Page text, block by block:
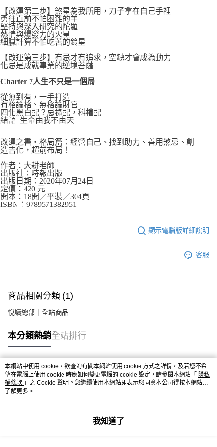
【改運第二步】煞星為我所用，刀子拿在自己手裡
勇往直前不怕困難的羊
堅持與深入研究的陀羅
熱情與爆發力的火星
細膩計算不怕吃苦的鈴星
【改運第三步】有忌才有追求，空缺才會成為動力
化忌是成就事業的逆境菩薩
Charter 7人生不只是一個局
從無到有，一手打造
有格論格、無格論財官
四化黑白配？忌祿配，科權配
結語 生命由我不由天
改運之書‧格局篇：經營自己、找到助力、善用煞忌、創
造吉化，超前布局！
作者：大耕老師
出版社：時報出版
出版日期：2020年07月24日
定價：420 元
開本：18開／平裝／304頁
ISBN：9789571382951
顯示電腦版詳細說明
客服
商品相關分類 (1)
悅讀總部｜全站商品
本分類熱銷全站排行
熱門標籤
本網站中使用 cookie，欲查詢有關本網站使用 cookie 方式之詳情，及若您不希
望在電腦上使用 cookie 時應如何變更電腦的 cookie 設定，請參閱本網站「 隱私
權條款 」之 Cookie 聲明。您繼續使用本網站即表示您同意本公司得按本網站使
用條款之 Cookie 聲明使用 cookie。
了解更多 >
我知道了